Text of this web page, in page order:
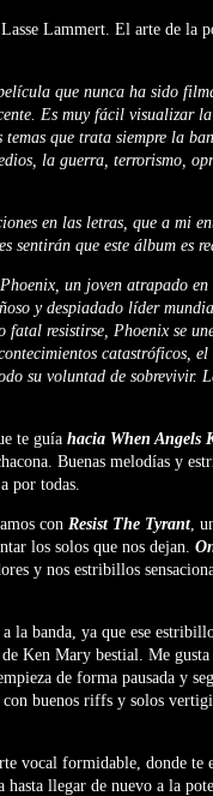
Lammert. El arte de la
que nunca ha sido
Es muy fácil visualizar
que trata siempre la
la guerra, terrorismo,
en las letras, que a mi
sentirán que este álbum es
un joven atrapado en
y despiadado líder
resistirse, Phoenix se
catastróficos,
su voluntad de sobrevivir.
te guía hacia When Angels
Buenas melodías y
por todas.
con Resist The Tyrant,
los solos que nos dejan.
y nos estribillos
banda, ya que ese
Ken Mary bestial. Me
de forma pausada y
buenos riffs y solos
vocal formidable, donde te
hasta llegar de nuevo a la